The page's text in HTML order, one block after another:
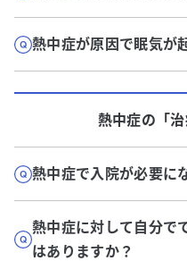
熱中症が原因で眠気が
熱中症の「
熱中症で入院が必要に
熱中症に対して自分で
はありますか？